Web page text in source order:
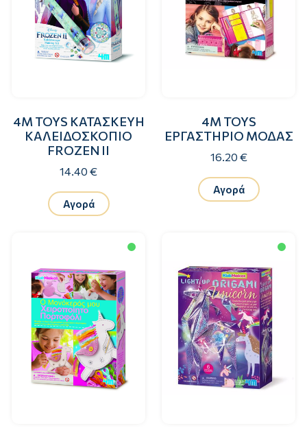
4M TOYS ΚΑΤΑΣΚΕΥΗ
ΚΑΛΕΙΔΟΣΚΟΠΙΟ
FROZEN II
14.40 €
Αγορά
4M TOYS
ΕΡΓΑΣΤΗΡΙΟ ΜΟΔΑΣ
16.20 €
Αγορά